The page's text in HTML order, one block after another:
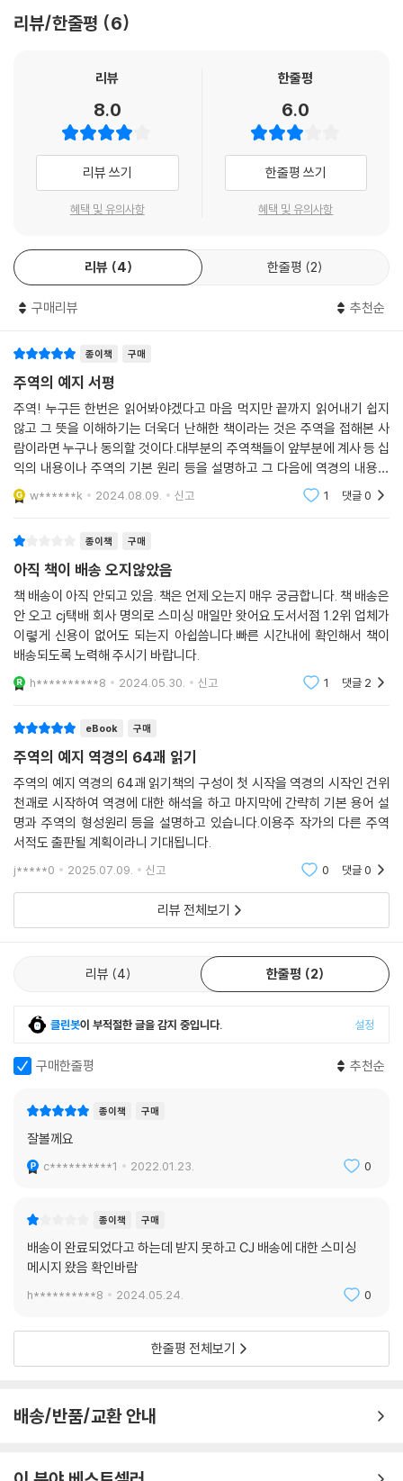
와 사회, 사람들의 삶에서 일어날 수 있는 거의 모든 것임을 또한 알 수 있
괘사, 대상, 효사, 소상을 꿰뚫어 『주역』의 전체 상을 그리다
이 책은 『역경』의 괘사와 효사만 번역하고 해설한 것이 아니라 괘사와 효
사의 의미를 보완하는 『역전』의 「상전」(‘대상’과 ‘소상’)을 붙여서 번역하고
해설했다. 즉 “괘사, 대상, 효사, 소상” 순으로 읽어나감으로써 『주역』의
괘사와 효사의 의미를 보다 정확하게 이해하고 『주역』의 전체 상을 그릴
이 책은 또한 왕필, 공영달, 정이, 주자 등 중국의 대표적인 학자들의 주석
뿐만 아니라 근현대의 주요 주석가들의 주석을 소개하고 비교 분석함으로
다. 그야말로 넓고 깊게 『주역』을 ‘읽을’ 수 있도록 독자들을 안내하고 있는
성표와 64괘 배열표 포함), 점을 치고 점단을 읽는 기초를 상세하게 소개
하여 『주역』을 처음 접하는 독자들도 『주역』의 세계에 입문하는 데 어려움
이 없도록 하였다.
술이부작, 단순 수용이 아닌 새로운 창조를 제시하다
도 마찬가지다. 『주역』의 전체 맥락을 이해하는 것은 쉬운 일이 아니기 때
문에 이 책은 먼저 『주역』의 사상 및 지혜의 전체 상을 이해하는 것을 목표
전 해석의 역사와 전통이 우리에게 남겨준 어려움이다. 즉 『주역』의 어려
움은 『주역』의 해석에서 유래된 동아시아 문명과 사상 전체를 이해하는 일
과 관련된 것이기 때문에 생기는 어려움인 것이다. 이 책은 그런 자각을 표
현하는 말로 “술이부작述而不作”이라는 말은 제시한다. 해석이나 해설
이라는 의미의 ‘술述’은 단순한 수용이 아니라 새로운 ‘작作(창조)’이다.
상징이다. 『주역』은 공자와 공자의 제자들, 그리고 그 후예들을 통해 끊임
없이 창조, 재창조되었다. 그리고 2500년이 지난 지금, 『주역』의 본래 의
미는 해석의 역사 안에서 숨어버렸다. 현재 시점에서 『주역』을 읽는 일은 2
000년에 걸친 해석의 역사를 비집고 들어가, 각자가 이해하고 납득할 수
있는 『주역』의 의미를 재서술하는 작업이다.
이 책은 과거 어느 시점에 만들어진 고전을 읽고 그것의 의미를 해명하는
해석이란 고전 자체를 만들고 고전의 의미를 창조하는 작업이라고 보는 것
이 옳을 수 있다는 것이다. 고전을 읽을 때 우리는 길고 긴 고전 해석의 전
통을 일부 참고하면서 자신이 쌓은 지식과 동시대의 지성을 활용하여 과거
의 해석에 동조하거나 약간 새로운 언어로 새로운 의미를 부여한다. 이러
한 과정에서 과거와 현재, 전통과 미래가 대화를 주고받는다. 즉 고전을 읽
는다는 것은 고전과 고전에 대한 해석의 전통, 그리고 그것을 읽는 현재적
관점과 미래적 전망이 어우러져 상호 대화하면서 고전에 대한 자기 나름의
이해가 정립되어가는 과정인 것이다.
현재적·미래적 번역으로 고전을 통독하는 재미
지은이는 이 책에서 『주역』의 해석 전통을 수놓는 수많은 해석 중 스스로
가 납득하고 이해할 수 있는 것을 골라 현재의 동시대인이 이해할 수 있을
적으로는 『주역』의 모든 판단사는 맹목적으로 따라야 할 미래의 운명적 예
게 처신하는 것이 좋은 것인지, 어떤 인생이 의미 있는 인생인지를 신중하
게 숙고하기를 권유하는 것이라는 사실을 보여주기 위해 노력한다. 『주역』
의 점 판단은 ‘이렇게 하는 것이 맞다’거나, ‘이런 해석이 옳다’는 식의 구체
확정하고 그 내용을 명확하게 번역한다는 것이 사실은 불가능하다.
지 않았을 가능성이 있으며, 그것은 문법적 체계 안에서 ‘서술된 문장’이라
기보다는 글자 하나하나를 어떻게 의미적으로 연결시키는가에 따라 전혀
서 『주역』 같은 고전의 구절에 대해 ‘불변하는’ ‘본래적’ 의미가 있을 것이라
엉뚱한 곳을 파고들거나 애매한 한자어에 한 눈 감지 않는다.
동양학계에서 보기 드문 인문주의자요 제네럴리스트인 이용주 교수가 이
번에 새롭게 옮기고 주석을 붙인 『주역』은 이 책을 감싸고 있는 묵은 각질
들을 벗겨내고 거기에 담긴 오래된 미래를 근대적 교양의 세계 속에 되살
리는 역작이다.
- 김상환 (서울대학교 철학과 교수)
이 책은 혼신의 힘을 쏟아 저술한 대작으로, 평생 고전 해석에 몰두해온 저
자의 학자적 성실함, 중국 지성사에 임하는 진솔한 자세, 해박한 지식, 열
린 안목을 여실하게 보여준다. 난해한 책으로서 기피의 대상이었던 『주역』
이 저자의 손을 거쳐 누구나 읽을 수 있는 지혜의 잠언으로 거듭났다. 이용
는지 비로소 알 수 있게 되었다.
- 최재목 (영남대학교 철학과 교수)
리뷰/한줄평 6
리뷰
8.0
리뷰 쓰기
혜택 및 유의사항
한줄평
6.0
한줄평 쓰기
혜택 및 유의사항
리뷰 4 한줄평 2
구매리뷰 추천순
종이책 구매
주역의 예지 서평
주역! 누구든 한번은 읽어봐야겠다고 마음 먹지만 끝까지 읽어내기 쉽지
않고 그 뜻을 이해하기는 더욱더 난해한 책이라는 것은 주역을 접해본 사
람이라면 누구나 동의할 것이다.대부분의 주역책들이 앞부분에 계사 등 십
익의 내용이나 주역의 기본 원리 등을 설명하고 그 다음에 역경의 내용을
해설하는 순서를 따르고 있고 역경의 내용을 해설하면서도 십익의 내용들
을 혼합하여 그 내
w******k 2024.08.09. 신고 1 댓글0
종이책 구매
아직 책이 배송 오지않았음
책 배송이 아직 안되고 있음. 책은 언제 오는지 매우 궁금합니다. 책 배송은
안 오고 cj택배 회사 명의로 스미싱 매일만 왓어요.도서서점 1.2위 업체가
이렿게 신용이 없어도 되는지 아쉽씀니다.빠른 시간내에 확인해서 책이
배송되도록 노력해 주시기 바랍니다.
h**********8 2024.05.30. 신고 1 댓글 2
eBook 구매
주역의 예지 역경의 64괘 읽기
주역의 예지 역경의 64괘 읽기책의 구성이 첫 시작을 역경의 시작인 건위
천괘로 시작하여 역경에 대한 해석을 하고 마지막에 간략히 기본 용어 설
명과 주역의 형성원리 등을 설명하고 있습니다.이용주 작가의 다른 주역
서적도 출판될 계획이라니 기대됩니다.
j*****0 2025.07.09. 신고 0 댓글0
리뷰 전체보기
리뷰 4 한줄평 2
클린봇이 부적절한 글을 감지 중입니다. 설정
구매한줄평 추천순
종이책 구매
잘볼께요
c**********1 2022.01.23. 0
종이책 구매
배송이 완료되었다고 하는데 받지 못하고 CJ 배송에 대한 스미싱
메시지 왔음 확인바람
h**********8 2024.05.24. 0
한줄평 전체보기
배송/반품/교환 안내